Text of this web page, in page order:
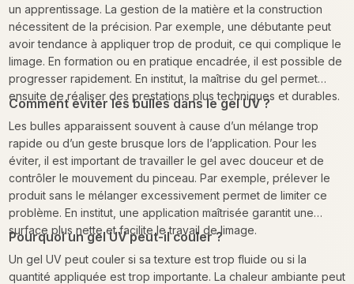
un apprentissage. La gestion de la matière et la construction
nécessitent de la précision. Par exemple, une débutante peut
avoir tendance à appliquer trop de produit, ce qui complique le
limage. En formation ou en pratique encadrée, il est possible de
progresser rapidement. En institut, la maîtrise du gel permet
ensuite de réaliser des prestations plus techniques et durables.
Comment éviter les bulles dans le gel UV ?
Les bulles apparaissent souvent à cause d’un mélange trop
rapide ou d’un geste brusque lors de l’application. Pour les
éviter, il est important de travailler le gel avec douceur et de
contrôler le mouvement du pinceau. Par exemple, prélever le
produit sans le mélanger excessivement permet de limiter ce
problème. En institut, une application maîtrisée garantit une
surface plus nette et facilite le travail de limage.
Pourquoi un gel UV peut-il couler ?
Un gel UV peut couler si sa texture est trop fluide ou si la
quantité appliquée est trop importante. La chaleur ambiante peut